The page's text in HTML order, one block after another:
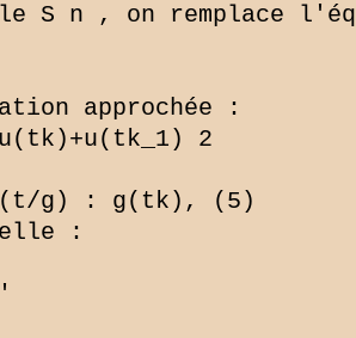
le S n , on remplace
approchée :
2
g) : g(tk), (5)
: